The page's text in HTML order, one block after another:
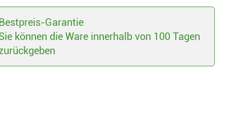
Garantie
können die Ware innerhalb von 100 Tagen